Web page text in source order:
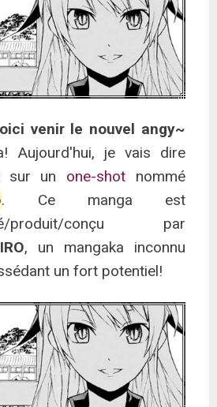
venir le nouvel angy~
Aujourd'hui, je vais dire
sur un one-shot nommé
. Ce manga est
produit/conçu par
, un mangaka inconnu
un fort potentiel!